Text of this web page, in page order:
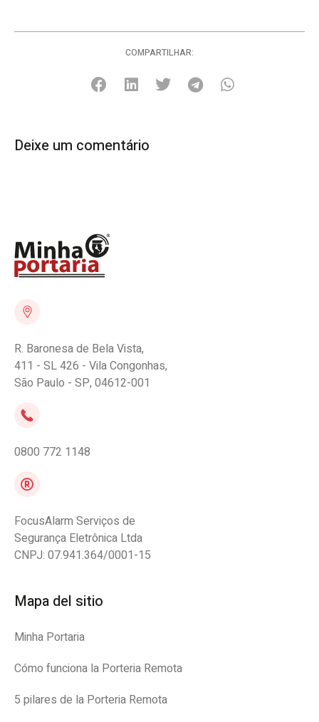
COMPARTILHAR:
Deixe um comentário
R. Baronesa de Bela Vista,
411 - SL 426 - Vila Congonhas,
São Paulo - SP, 04612-001
0800 772 1148
FocusAlarm Serviços de
Segurança Eletrônica Ltda
CNPJ: 07.941.364/0001-15
Mapa del sitio
Minha Portaria
Cómo funciona la Porteria Remota
5 pilares de la Porteria Remota